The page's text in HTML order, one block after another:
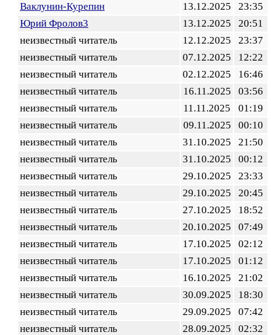
Ваклунин-Курепин
13.12.2025
23:35
Юрий Фролов3
13.12.2025
20:51
неизвестный читатель
12.12.2025
23:37
неизвестный читатель
07.12.2025
12:22
неизвестный читатель
02.12.2025
16:46
неизвестный читатель
16.11.2025
03:56
неизвестный читатель
11.11.2025
01:19
неизвестный читатель
09.11.2025
00:10
неизвестный читатель
31.10.2025
21:50
неизвестный читатель
31.10.2025
00:12
неизвестный читатель
29.10.2025
23:33
неизвестный читатель
29.10.2025
20:45
неизвестный читатель
27.10.2025
18:52
неизвестный читатель
20.10.2025
07:49
неизвестный читатель
17.10.2025
02:12
неизвестный читатель
17.10.2025
01:12
неизвестный читатель
16.10.2025
21:02
неизвестный читатель
30.09.2025
18:30
неизвестный читатель
29.09.2025
07:42
неизвестный читатель
28.09.2025
02:32